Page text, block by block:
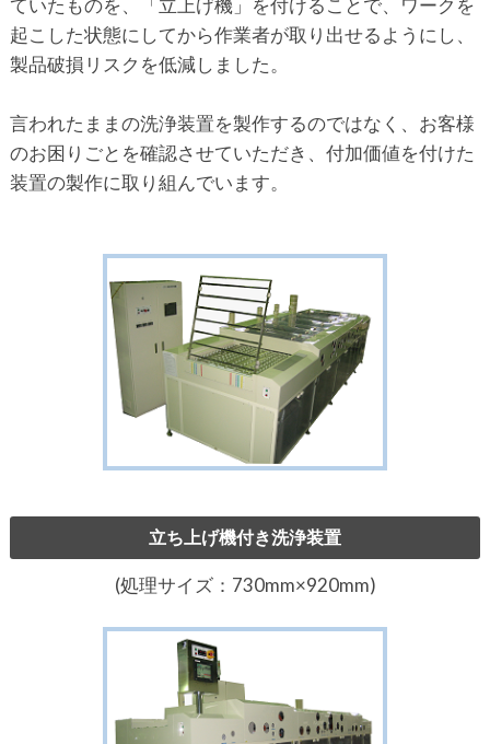
ていたものを、「立上げ機」を付けることで、ワークを
起こした状態にしてから作業者が取り出せるようにし、
製品破損リスクを低減しました。
言われたままの洗浄装置を製作するのではなく、お客様
のお困りごとを確認させていただき、付加価値を付けた
装置の製作に取り組んでいます。
立ち上げ機付き洗浄装置
(処理サイズ：730mm×920mm)